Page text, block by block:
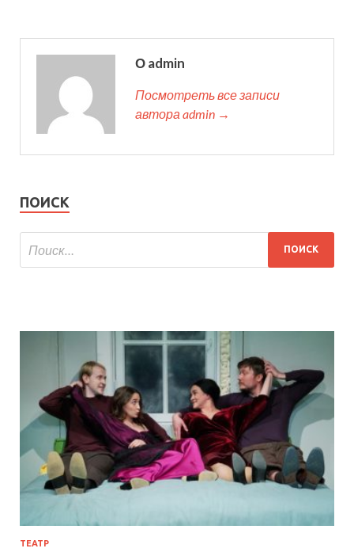
О admin
Посмотреть все записи
автора admin →
ПОИСК
ТЕАТР